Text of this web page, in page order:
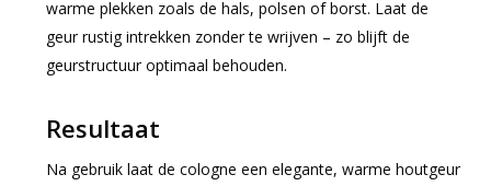
warme plekken zoals de hals, polsen of borst. Laat de
geur rustig intrekken zonder te wrijven – zo blijft de
geurstructuur optimaal behouden.
Resultaat
Na gebruik laat de cologne een elegante, warme houtgeur